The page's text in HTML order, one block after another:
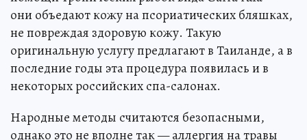
они объедают кожу на псориатических бляшках,
не повреждая здоровую кожу. Такую
оригинальную услугу предлагают в Таиланде, а в
последние годы эта процедура появилась и в
некоторых российских спа-салонах.
Народные методы считаются безопасными,
однако это не вполне так — аллергия на травы